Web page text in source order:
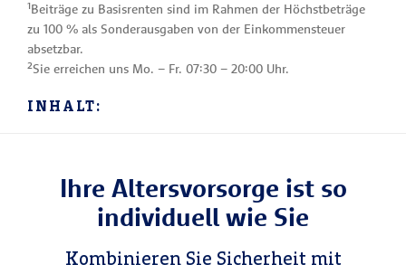
¹Beiträge zu Basisrenten sind im Rahmen der Höchstbeträge
zu 100 % als Sonderausgaben von der Einkommensteuer
absetzbar.
²Sie erreichen uns Mo. – Fr. 07:30 – 20:00 Uhr.
INHALT:
Ihre Altersvorsorge ist so
individuell wie Sie
Kombinieren Sie Sicherheit mit